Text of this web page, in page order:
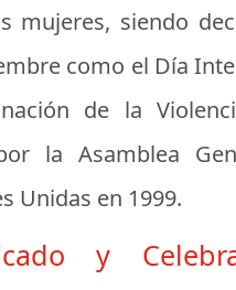
mujeres, siendo
como el Día
de la
la Asamblea
Unidas en 1999.
y